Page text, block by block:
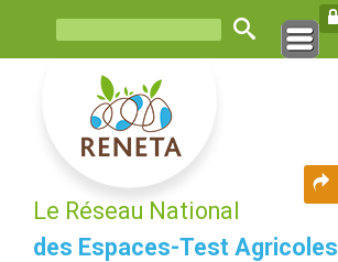
Le Réseau National
des Espaces-Test Agricoles